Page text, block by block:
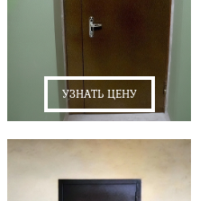
УЗНАТЬ ЦЕНУ